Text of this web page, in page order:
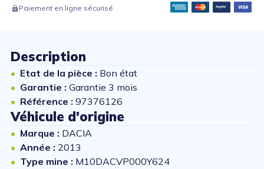
Paiement en ligne sécurisé
Description
Etat de la pièce : Bon état
Garantie : Garantie 3 mois
Référence : 97376126
Véhicule d'origine
Marque : DACIA
Année : 2013
Type mine : M10DACVP000Y624